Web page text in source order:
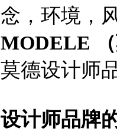
念，环境，
MODELE
莫德设计师
设计师品牌